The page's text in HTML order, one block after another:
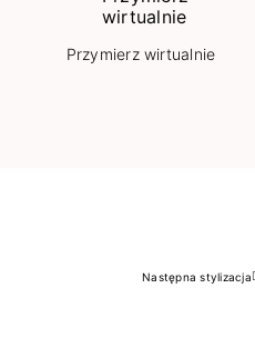
Przymierz wirtualnie
Następny
Następna stylizacja